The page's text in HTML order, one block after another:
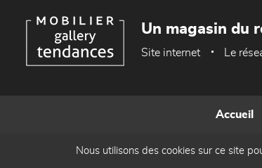
Un magasin du
Site internet Le
Accueil
Nous utilisons des cookies sur ce site